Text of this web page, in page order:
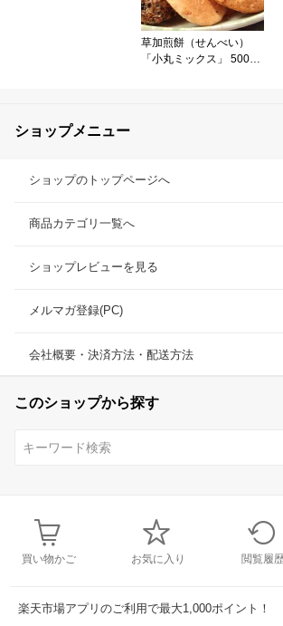
草加煎餅（せんべい）
「小丸ミックス」 500g
ショップメニュー
ショップのトップページへ
商品カテゴリ一覧へ
ショップレビューを見る
メルマガ登録(PC)
会社概要・決済方法・配送方法
このショップから探す
買い物かご お気に入り 閲覧履
楽天市場アプリのご利用で最大1,000ポイント！